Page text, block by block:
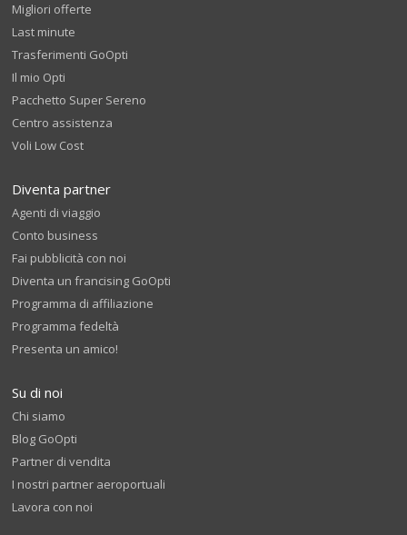
Migliori offerte
Last minute
Trasferimenti GoOpti
Il mio Opti
Pacchetto Super Sereno
Centro assistenza
Voli Low Cost
Diventa partner
Agenti di viaggio
Conto business
Fai pubblicità con noi
Diventa un francising GoOpti
Programma di affiliazione
Programma fedeltà
Presenta un amico!
Su di noi
Chi siamo
Blog GoOpti
Partner di vendita
I nostri partner aeroportuali
Lavora con noi